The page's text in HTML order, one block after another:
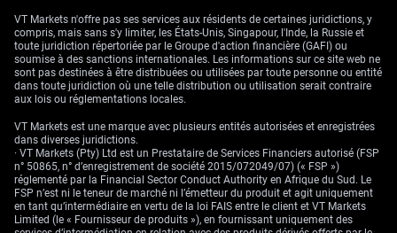
vendeuses sur les contrats à terme de l’indice Jakarta Composite (JCI)
attractives comme couverture.
Les moteurs sous-jacents, tels que les conditions météorologiques
influençant les prix alimentaires et les tensions géopolitiques en Asie
occidentale, introduisent une incertitude significative. Cet
environnement se prête bien aux stratégies axées sur la volatilité. Nous
sur la paire USD/IDR, qui profiteraient d’un mouvement marqué dans un
sens comme dans l’autre.
VT Markets n'offre pas ses services aux résidents de certaines juridictions, y
compris, mais sans s'y limiter, les États-Unis, Singapour, l'Inde, la Russie et
toute juridiction répertoriée par le Groupe d'action financière (GAFI) ou
soumise à des sanctions internationales. Les informations sur ce site web ne
sont pas destinées à être distribuées ou utilisées par toute personne ou entité
dans toute juridiction où une telle distribution ou utilisation serait contraire
aux lois ou réglementations locales.
VT Markets est une marque avec plusieurs entités autorisées et enregistrées
dans diverses juridictions.
· VT Markets (Pty) Ltd est un Prestataire de Services Financiers autorisé (FSP
n° 50865, n° d’enregistrement de société 2015/072049/07) (« FSP »)
réglementé par la Financial Sector Conduct Authority en Afrique du Sud. Le
FSP n’est ni le teneur de marché ni l’émetteur du produit et agit uniquement
en tant qu’intermédiaire en vertu de la loi FAIS entre le client et VT Markets
Limited (le « Fournisseur de produits »), en fournissant uniquement des